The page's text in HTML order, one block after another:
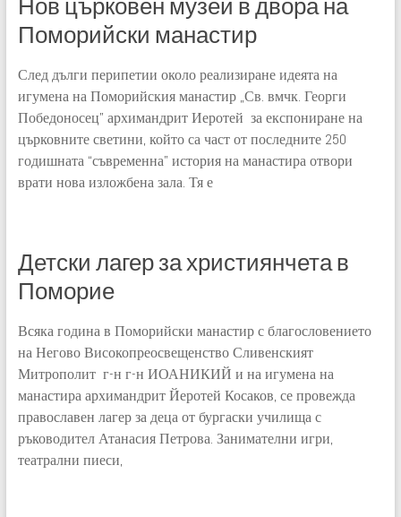
Поморийски манастир
След дълги перипетии около реализиране идеята на
игумена на Поморийския манастир „Св. вмчк. Георги
Победоносец” архимандрит Иеротей за експониране на
църковните светини, който са част от последните 250
годишната “съвременна” история на манастира отвори
врати нова изложбена зала. Тя е
Детски лагер за християнчета в
Поморие
Всяка година в Поморийски манастир с благословението
на Негово Високопреосвещенство Сливенският
Митрополит г-н г-н ИОАНИКИЙ и на игумена на
манастира архимандрит Йеротей Косаков, се провежда
православен лагер за деца от бургаски училища с
ръководител Атанасия Петрова. Занимателни игри,
театрални пиеси,